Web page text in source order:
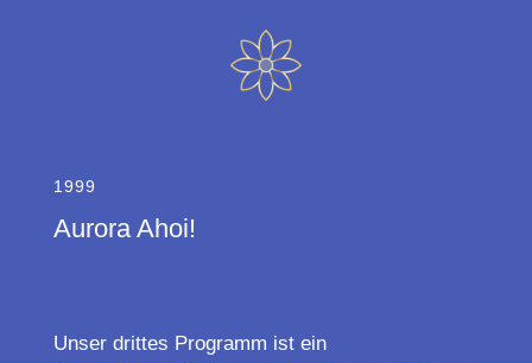
1999
Aurora Ahoi!
Unser drittes Programm ist ein